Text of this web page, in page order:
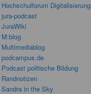
Hochschulforum Digitalisierung
jura-podcast
JuraWiki
M:blog
Multimediablog
podcampus.de
Podcast politische Bildung
Randnotizen
Sandra in the Sky